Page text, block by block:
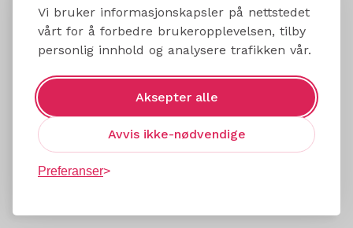
Vi bruker informasjonskapsler på nettstedet
vårt for å forbedre brukeropplevelsen, tilby
personlig innhold og analysere trafikken vår.
Aksepter alle
Avvis ikke-nødvendige
Preferanser